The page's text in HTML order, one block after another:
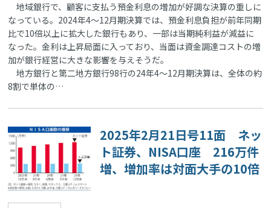
地域銀行で、顧客に支払う預金利息の増加が好調な決算の重しに
なっている。2024年4～12月期決算では、預金利息負担が前年同期
比で10倍以上に拡大した銀行もあり、一部は当期純利益が減益に
なった。金利は上昇局面に入っており、当面は資金調達コストの増
加が銀行経営に大きな影響を与えそうだ。
地方銀行と第二地方銀行98行の24年4～12月期決算は、全体の約
8割で単体の…
2025年2月21日号11面 ネッ
ト証券、NISA口座 216万件
増、増加率は対面大手の10倍